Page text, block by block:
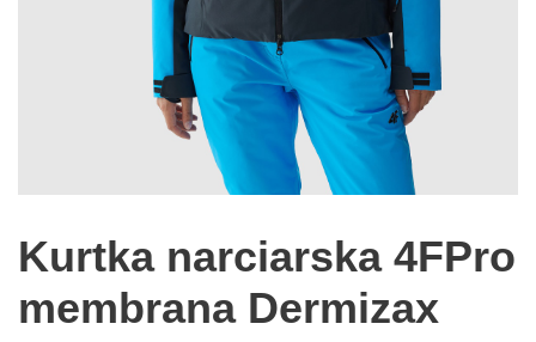
Kurtka narciarska 4FPro
membrana Dermizax